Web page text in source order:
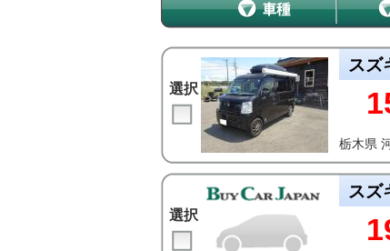
選択
スズ
栃木県
選択
スズ